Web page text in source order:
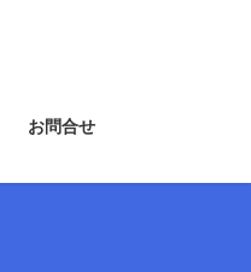
お問合せ